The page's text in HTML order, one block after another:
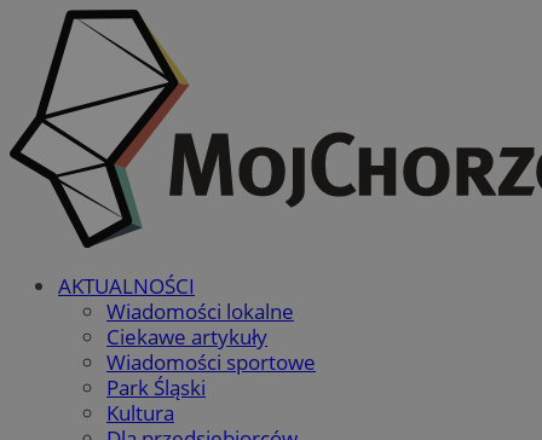
AKTUALNOŚCI
Wiadomości lokalne
Ciekawe artykuły
Wiadomości sportowe
Park Śląski
Kultura